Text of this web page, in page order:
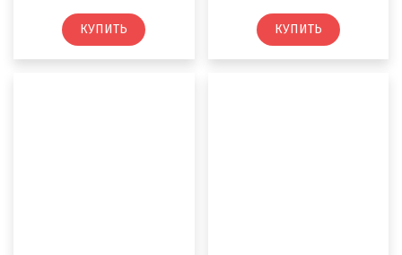
КУПИТЬ КУПИТЬ